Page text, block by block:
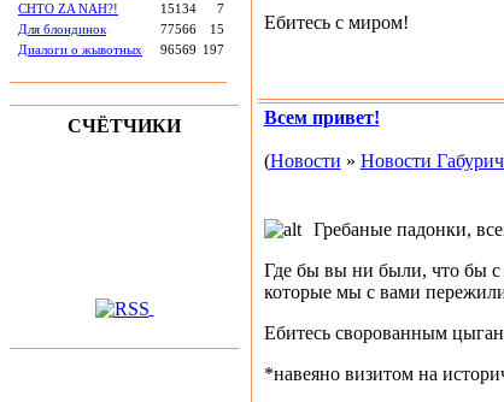
CHTO ZA NAH?!
15134
7
Для блондинок
77566
15
Диалоги о жывотных
96569 197
СЧЁТЧИКИ
Ебитесь с миром!
Всем привет!
(Новости » Новости
Гребаные падонки,
Где бы вы ни были, что бы с
которые мы с вами
Ебитесь сворованным
*навеяно визитом на